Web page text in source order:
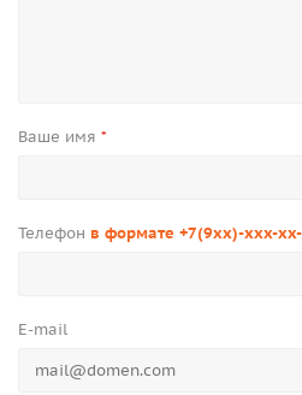
Ваше имя *
Телефон в формате +7(9xx)-xxx-
E-mail